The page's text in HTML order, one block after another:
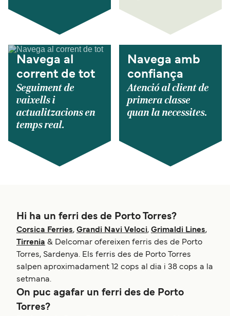
Navega al
corrent de tot
Seguiment de
vaixells i
actualitzacions en
temps real.
Navega amb
confiança
Atenció al client de
primera classe
quan la necessites.
Hi ha un ferri des de Porto Torres?
Corsica Ferries, Grandi Navi Veloci, Grimaldi Lines,
Tirrenia & Delcomar ofereixen ferris des de Porto
Torres, Sardenya. Els ferris des de Porto Torres
salpen aproximadament 12 cops al dia i 38 cops a la
setmana.
On puc agafar un ferri des de Porto
Torres?